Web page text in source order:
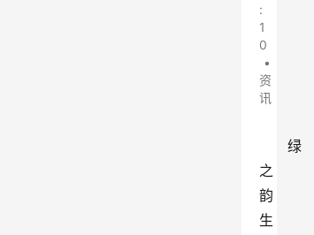
:
1
0
•
资
讯
绿
之
韵
生